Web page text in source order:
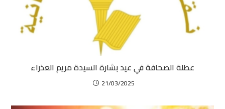
عطلة الصحافة في عيد بشارة السيدة مريم العذراء
21/03/2025